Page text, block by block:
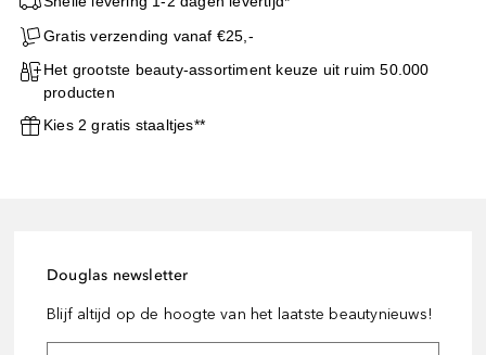
Gratis verzending vanaf €25,-
Het grootste beauty-assortiment keuze uit ruim 50.000
producten
Kies 2 gratis staaltjes**
Douglas newsletter
Blijf altijd op de hoogte van het laatste beautynieuws!